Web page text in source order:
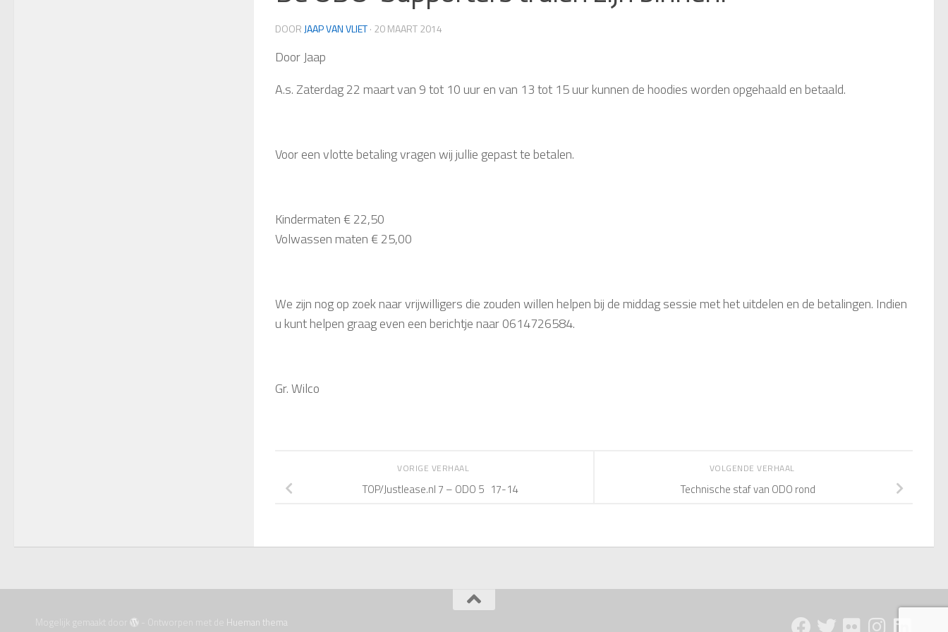
DOOR JAAP VAN VLIET· 20 MAART 2014
Door Jaap
A.s. Zaterdag 22 maart van 9 tot 10 uur en van 13 tot 15 uur kunnen de hoodies worden opgehaald en betaald.
Voor een vlotte betaling vragen wij jullie gepast te betalen.
Kindermaten € 22,50
Volwassen maten € 25,00
We zijn nog op zoek naar vrijwilligers die zouden willen helpen bij de middag sessie met het uitdelen en de betalingen. Indien
u kunt helpen graag even een berichtje naar 0614726584.
Gr. Wilco
VOLGENDE VERHAAL
Technische staf van ODO rond
VORIGE VERHAAL
TOP/Justlease.nl 7 – ODO 5 17-14
Mogelijk gemaakt door - Ontworpen met de Hueman thema